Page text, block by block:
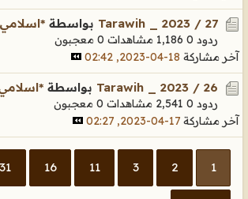
Tarawih _ 2023 / 27 بواسطة
ردود 0 1,186 مشاهدات
0 معجبون
آخر مشاركة 18-04-2023, 02:42
Tarawih _ 2023 / 26 بواسطة
ردود 0 2,541 مشاهدات
0 معجبون
آخر مشاركة 17-04-2023, 02:27
1
2
3
11
16
31